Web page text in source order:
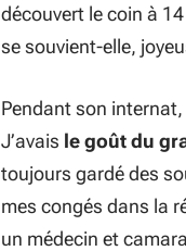
découvert le coin à
se souvient-elle,
Pendant son
J’avais le goût du
toujours gardé des
mes congés dans la
un médecin et